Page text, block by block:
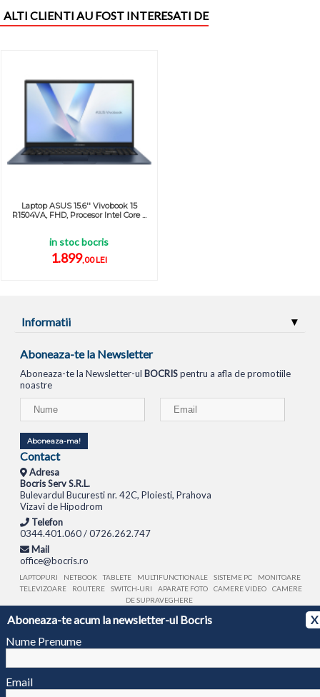
Aboneaza-te acum la newsletter-ul Bocris
X
Nume Prenume
Email
ALTI CLIENTI AU FOST INTERESATI DE
Laptop ASUS 15.6'' Vivobook 15
R1504VA, FHD, Procesor Intel Core ...
in stoc bocris
1.899,00 LEI
Informatii
Aboneaza-te la Newsletter
Aboneaza-te la Newsletter-ul BOCRISpentru a afla de promotiile
noastre
Aboneaza-ma!
Contact
Adresa
Bocris Serv S.R.L.
Bulevardul Bucuresti nr. 42C, Ploiesti, Prahova
Vizavi de Hipodrom
Telefon
0344.401.060 / 0726.262.747
Mail
office@bocris.ro
LAPTOPURI NETBOOK TABLETE MULTIFUNCTIONALE SISTEME PC
MONITOARE
TELEVIZOARE
ROUTERE SWITCH-URI APARATE FOTO CAMERE VIDEO
CAMERE
DE SUPRAVEGHERE